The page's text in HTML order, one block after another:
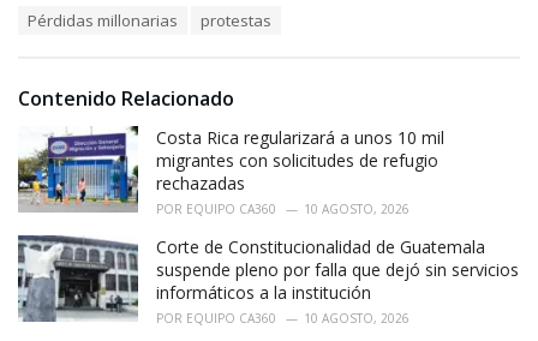
i
:
Pérdidas millonarias
protestas
Contenido Relacionado
Costa Rica regularizará a unos 10 mil
migrantes con solicitudes de refugio
rechazadas
POR EQUIPO CA360 10 AGOSTO, 2026
Corte de Constitucionalidad de Guatemala
suspende pleno por falla que dejó sin servicios
informáticos a la institución
POR EQUIPO CA360 10 AGOSTO, 2026